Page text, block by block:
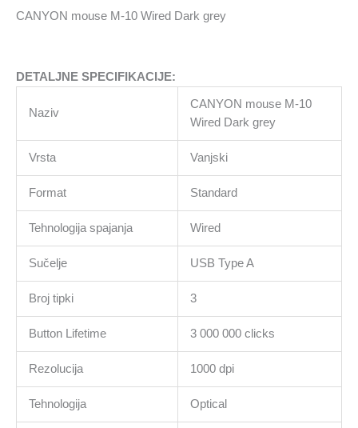
CANYON mouse M-10 Wired Dark grey
DETALJNE SPECIFIKACIJE:
Naziv
CANYON mouse M-10
Wired Dark grey
Vrsta Vanjski
Format Standard
Tehnologija spajanja Wired
Sučelje USB Type A
Broj tipki 3
Button Lifetime 3 000 000 clicks
Rezolucija 1000 dpi
Tehnologija Optical